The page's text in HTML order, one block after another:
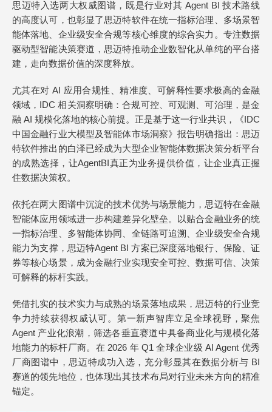
思迈特入选两大权威图谱，既是行业对其 Agent BI 技术路线
的高度认可，也彰显了思迈特软件在统一指标治理、多场景智
能体落地、企业级安全合规等核心维度的综合实力。专注数据
驱动型智能决策赛道，思迈特推动企业数智化从单纯的平台搭
建，走向数据价值的深度释放。
尤其在对 AI 应用合规性、精准度、可解释性要求极高的金融
领域，IDC 相关洞察明确：合规可控、可观测、可治理，是金
融 AI 规模化落地的核心前提。正是基于这一行业共识，《IDC
中国金融行业大模型及智能体市场洞察》报告明确指出：思迈
特软件推出的白泽已经成为大型企业智能体数据决策分析平台
的成熟选择，让AgentBI真正为业务提供价值，让企业真正握
住数据决策权。
依托在两大图谱中沉淀的技术优势与场景能力，思迈特在金融
智能体应用领域进一步构建差异化壁垒。以贴合金融业务的统
一指标治理、多智能体协同、全链路可追溯、企业级安全合规
能力为支撑，思迈特Agent BI 方案已深度落地银行、保险、证
券等核心场景，成为金融行业实现安全可控、数据可信、决策
可解释的标杆实践。
凭借扎实的技术实力与成熟的场景落地成果，思迈特的行业竞
争力持续获得权威认可。第一新声智库立足全球视野，聚焦
Agent 产业化浪潮，筛选各垂直赛道中具备商业化与规模化落
地能力的标杆厂商。在 2026 年 Q1 全球企业级 AI Agent 优秀
厂商图谱中，思迈特成功入选，充分彰显其在数据分析与 BI
赛道的领先地位，也体现出其技术布局对行业未来方向的精准
锚定。